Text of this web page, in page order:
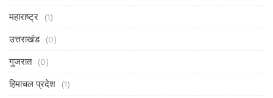
महाराष्ट्र (1)
उत्तराखंड (0)
गुजरात (0)
हिमाचल प्रदेश (1)